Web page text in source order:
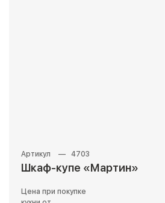
4703
Шкаф-купе «Мартин»
Цена при покупке